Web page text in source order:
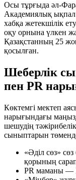
Осы тұрғыда әл-
Академиялық ықпал
хабқа жетекшілік
оқу орнына үлкен
Қазақстанның 25
қосылған.
Шеберлік
пен PR
Көктемгі мектеп
нарығындағы
шешудің
сыныптарын
«Әділ сөз»
қорының
PR маманы —